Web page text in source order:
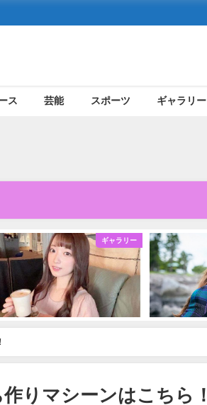
ス 芸能 スポーツ ギャラリー
ギャラリー
りマシーンはこちら！